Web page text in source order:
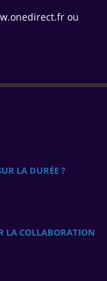
ou
LA DURÉE ?
LA COLLABORATION